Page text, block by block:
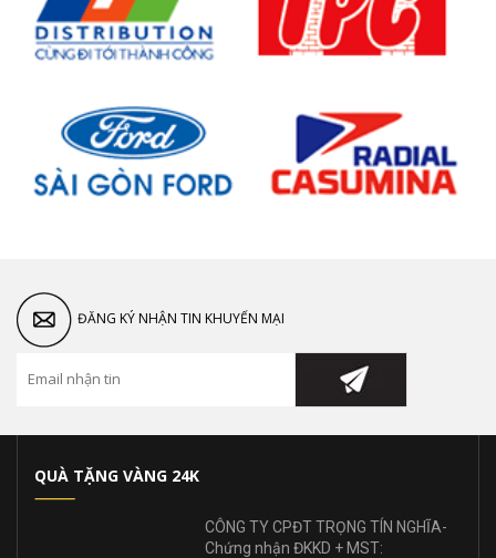
ĐĂNG KÝ NHẬN TIN KHUYẾN MẠI
QUÀ TẶNG VÀNG 24K
CÔNG TY CPĐT TRỌNG TÍN NGHĨA-
Chứng nhận ĐKKD + MST: